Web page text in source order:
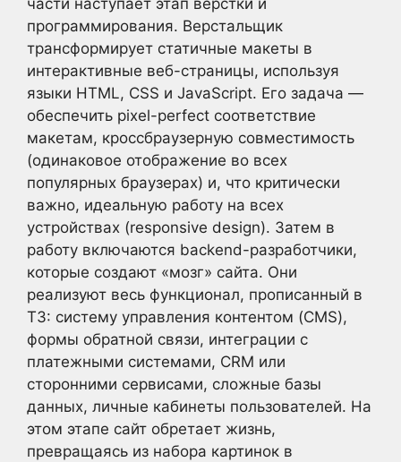
программирования. Верстальщик
трансформирует статичные макеты в
интерактивные веб-страницы, используя
языки HTML, CSS и JavaScript. Его задача —
обеспечить pixel-perfect соответствие
макетам, кроссбраузерную совместимость
(одинаковое отображение во всех
популярных браузерах) и, что критически
важно, идеальную работу на всех
устройствах (responsive design). Затем в
работу включаются backend-разработчики,
которые создают «мозг» сайта. Они
реализуют весь функционал, прописанный в
ТЗ: систему управления контентом (CMS),
формы обратной связи, интеграции с
платежными системами, CRM или
сторонними сервисами, сложные базы
данных, личные кабинеты пользователей. На
этом этапе сайт обретает жизнь,
превращаясь из набора картинок в